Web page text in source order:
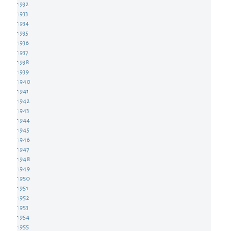
1932
1933
1934
1935
1936
1937
1938
1939
1940
1941
1942
1943
1944
1945
1946
1947
1948
1949
1950
1951
1952
1953
1954
1955